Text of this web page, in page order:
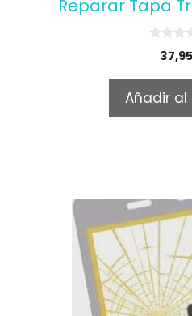
Reparar Tapa
o
f
5
37,95
Añadir